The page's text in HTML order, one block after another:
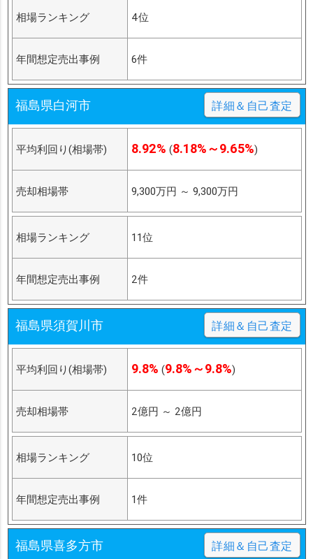
相場ランキング 4位
年間想定売出事例 6件
福島県白河市 詳細＆自己査定
平均利回り(相場帯) 8.92% (8.18%～9.65%)
売却相場帯 9,300万円 ～ 9,300万円
相場ランキング 11位
年間想定売出事例 2件
福島県須賀川市 詳細＆自己査定
平均利回り(相場帯) 9.8% (9.8%～9.8%)
売却相場帯 2億円 ～ 2億円
相場ランキング 10位
年間想定売出事例 1件
福島県喜多方市 詳細＆自己査定